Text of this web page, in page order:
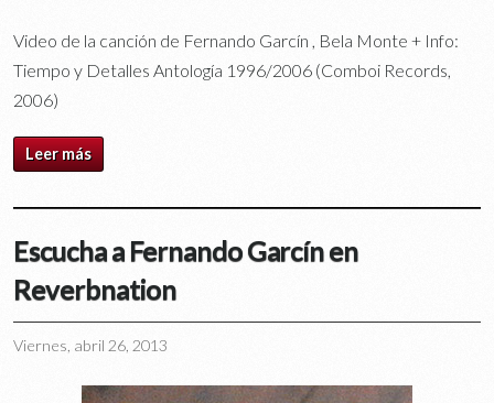
Video de la canción de Fernando Garcín , Bela Monte + Info:
Tiempo y Detalles Antología 1996/2006 (Comboi Records,
2006)
Leer más
Escucha a Fernando Garcín en
Reverbnation
Viernes, abril 26, 2013